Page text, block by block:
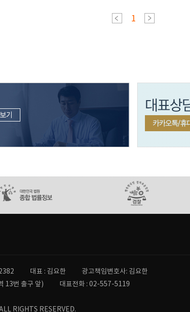
1
대표 : 김요한
광고책임변호사: 김요한
13번 출구 앞)
대표전화 : 02-557-5119
RIGHTS RESERVED.